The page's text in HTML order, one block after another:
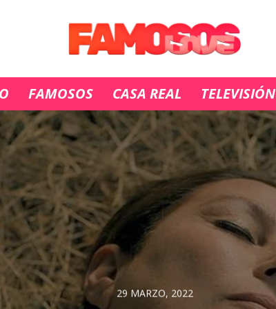
FAMOSOS CASA REAL TELEVISIÓN
29 MARZO, 2022